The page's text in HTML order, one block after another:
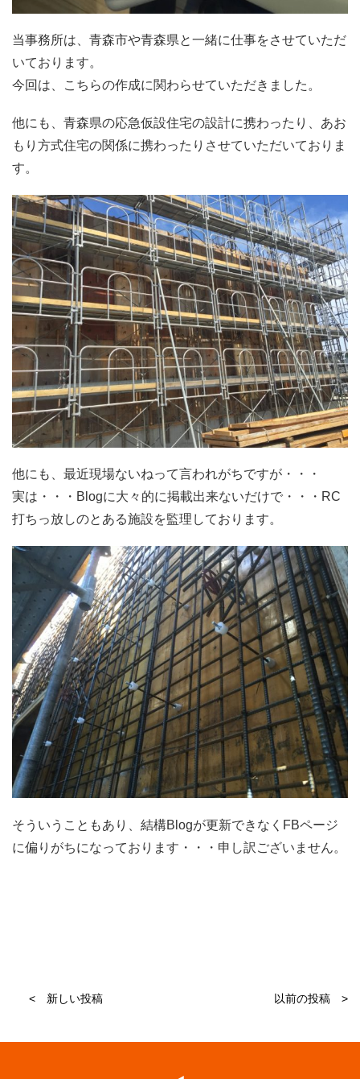
当事務所は、青森市や青森県と一緒に仕事をさせていただ
いております。
今回は、こちらの作成に関わらせていただきました。
他にも、青森県の応急仮設住宅の設計に携わったり、あお
もり方式住宅の関係に携わったりさせていただいておりま
す。
他にも、最近現場ないねって言われがちですが・・・
実は・・・Blogに大々的に掲載出来ないだけで・・・RC
打ちっ放しのとある施設を監理しております。
そういうこともあり、結構Blogが更新できなくFBページ
に偏りがちになっております・・・申し訳ございません。
< 新しい投稿 以前の投稿 >